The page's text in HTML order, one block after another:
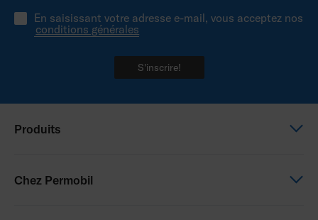
En saisissant votre adresse e-mail, vous acceptez nos
conditions générales
S'inscrire!
Produits
Chez Permobil